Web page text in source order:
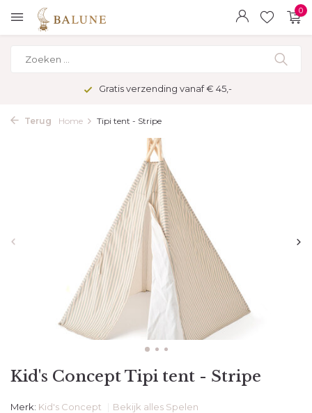
0
Gratis verzending vanaf € 45,-
Terug Home Tipi tent - Stripe
Kid's Concept Tipi tent - Stripe
Merk: Kid's Concept Bekijk alles Spelen